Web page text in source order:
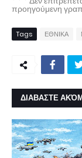
προηγούμενη
Tags ΕΘΝΙΚΑ
ΔΙΑΒΑΣΤΕ